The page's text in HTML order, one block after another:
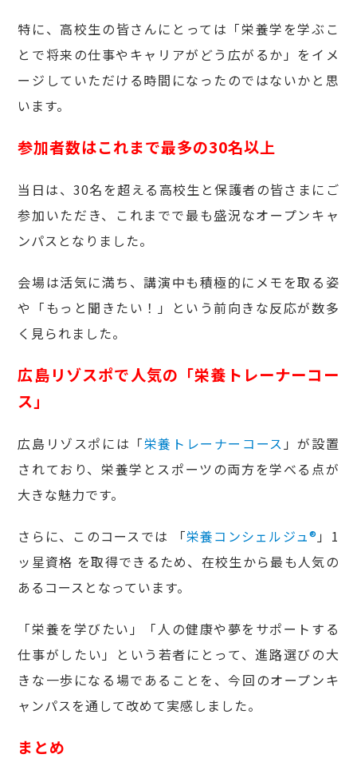
特に、高校生の皆さんにとっては「栄養学を学ぶこ
とで将来の仕事やキャリアがどう広がるか」をイメ
ージしていただける時間になったのではないかと思
います。
参加者数はこれまで最多の30名以上
当日は、30名を超える高校生と保護者の皆さまにご
参加いただき、これまでで最も盛況なオープンキャ
ンパスとなりました。
会場は活気に満ち、講演中も積極的にメモを取る姿
や「もっと聞きたい！」という前向きな反応が数多
く見られました。
広島リゾスポで人気の「栄養トレーナーコー
ス」
広島リゾスポには「栄養トレーナーコース 」が設置
されており、栄養学とスポーツの両方を学べる点が
大きな魅力です。
さらに、このコースでは 「栄養コンシェルジュ® 」1
ッ星資格 を取得できるため、在校生から最も人気の
あるコースとなっています。
「栄養を学びたい」「人の健康や夢をサポートする
仕事がしたい」という若者にとって、進路選びの大
きな一歩になる場であることを、今回のオープンキ
ャンパスを通して改めて実感しました。
まとめ